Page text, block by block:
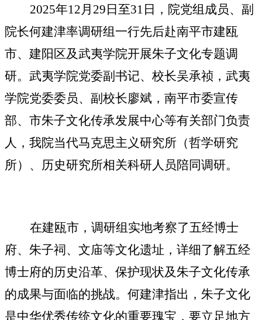
2025年12月29日至31日，院党组成员、副
院长何建津率调研组一行先后赴南平市建瓯
市、建阳区及武夷学院开展朱子文化专题调
研。武夷学院党委副书记、校长吴承祯， 武夷
学院党委委员、副校长廖斌， 南平市委宣传
部、市朱子文化传承发展中心等有关部门负责
人 ， 我院当代马克思主义研究所（哲学研究
所）、历史研究所相关科研人员陪同调研。
在建瓯市，调研组实地考察了五经博士
府、朱子祠、文庙等文化遗址 ， 详细了解五经
博士府的历史沿革、保护现状及朱子文化传承
的成果与面临的挑战。何建津指出，朱子文化
是中华优秀传统文化的重要瑰宝，要立足地方